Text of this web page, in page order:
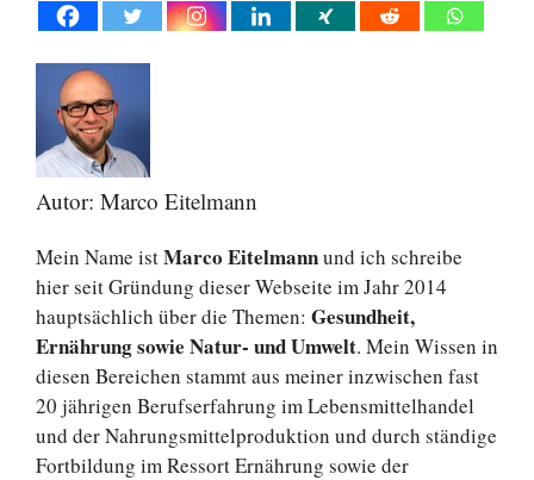
Autor: Marco Eitelmann
Mein Name istMarco Eitelmannund ich schreibe
hier seit Gründung dieser Webseite im Jahr 2014
hauptsächlich über die Themen: Gesundheit,
Ernährung sowie Natur- und Umwelt. Mein Wissen in
diesen Bereichen stammt aus meiner inzwischen fast
20 jährigen Berufserfahrung im Lebensmittelhandel
und der Nahrungsmittelproduktion und durch ständige
Fortbildung im Ressort Ernährung sowie der